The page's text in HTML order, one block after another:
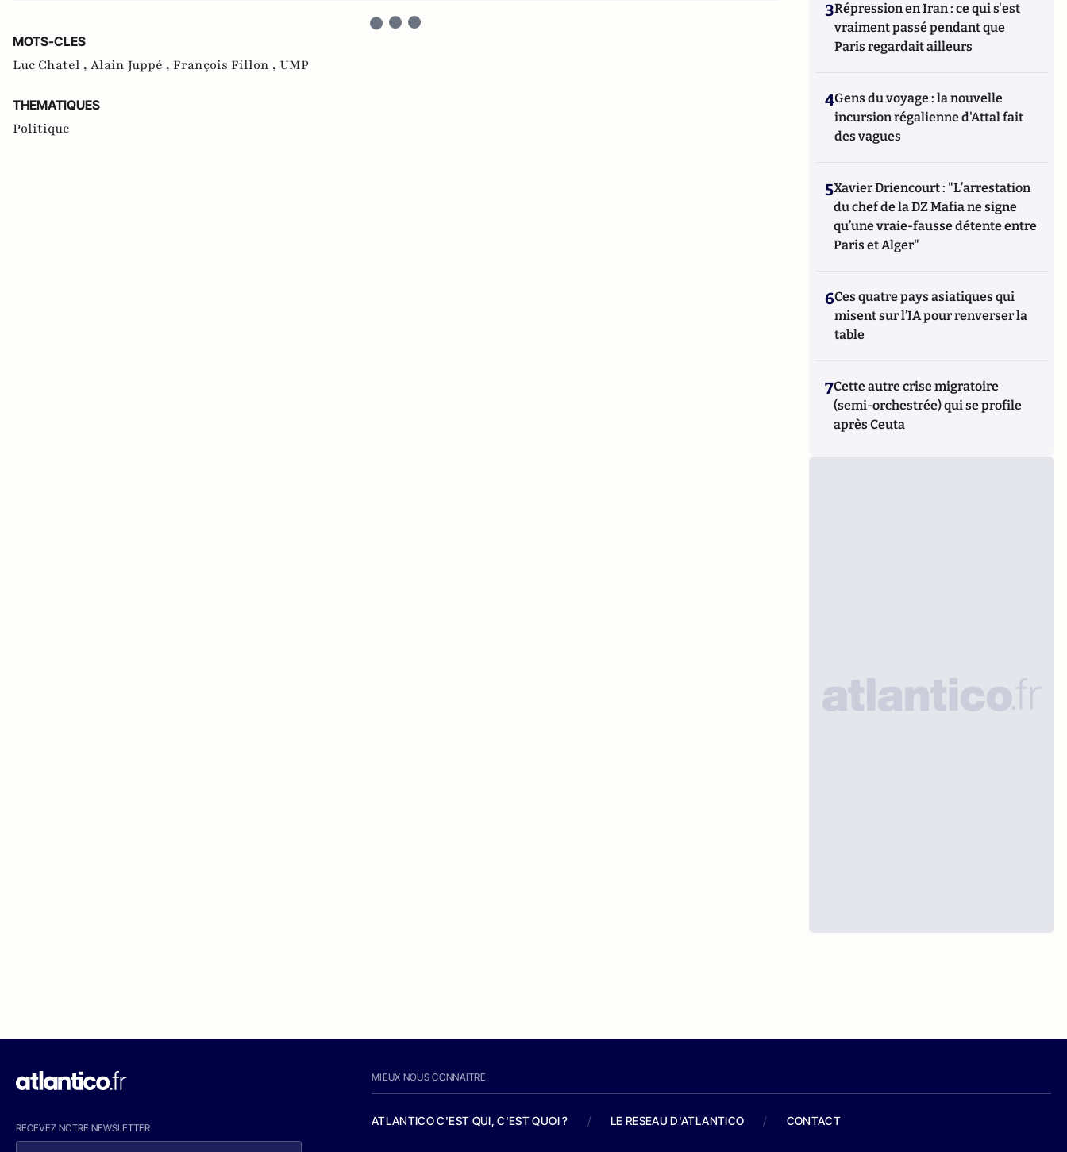
MOTS-CLES
Luc Chatel , Alain Juppé , François Fillon , UMP
THEMATIQUES
Politique
3Répression en Iran : ce qui s'est
vraiment passé pendant que
Paris regardait ailleurs
4Gens du voyage : la nouvelle
incursion régalienne d'Attal fait
des vagues
5Xavier Driencourt : "L’arrestation
du chef de la DZ Mafia ne signe
qu’une vraie-fausse détente entre
Paris et Alger"
6Ces quatre pays asiatiques qui
misent sur l’IA pour renverser la
table
7Cette autre crise migratoire
(semi-orchestrée) qui se profile
après Ceuta
RECEVEZ NOTRE NEWSLETTER
MIEUX NOUS CONNAITRE
ATLANTICO C'EST QUI, C'EST QUOI ? / LE RESEAU D'ATLANTICO / CONTACT